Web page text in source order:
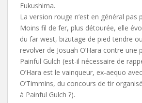
Fukushima.
La version rouge n’est en général pas
Moins fil de fer, plus détourée, elle
du far west, bizutage de pied tendre
revolver de Josuah O’Hara contre une
Painful Gulch (est-il nécessaire de
O’Hara est le vainqueur, ex-aequo
O’Timmins, du concours de tir
à Painful Gulch ?).